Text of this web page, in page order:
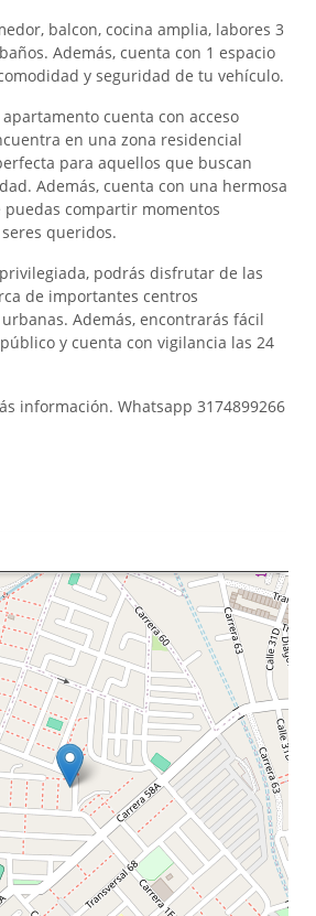
balcon, cocina amplia, labores 3
Además, cuenta con 1 espacio
y seguridad de tu vehículo.
cuenta con acceso
en una zona residencial
para aquellos que buscan
Además, cuenta con una hermosa
compartir momentos
queridos.
podrás disfrutar de las
de importantes centros
Además, encontrarás fácil
y cuenta con vigilancia las 24
información. Whatsapp 3174899266